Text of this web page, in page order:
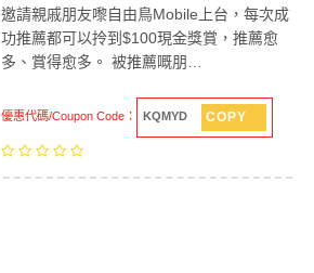
邀請親戚朋友嚟自由鳥Mobile上台，每次成
功推薦都可以拎到$100現金獎賞，推薦愈
多、賞得愈多。 被推薦嘅朋…
優惠代碼/Coupon Code： KQMYD COPY